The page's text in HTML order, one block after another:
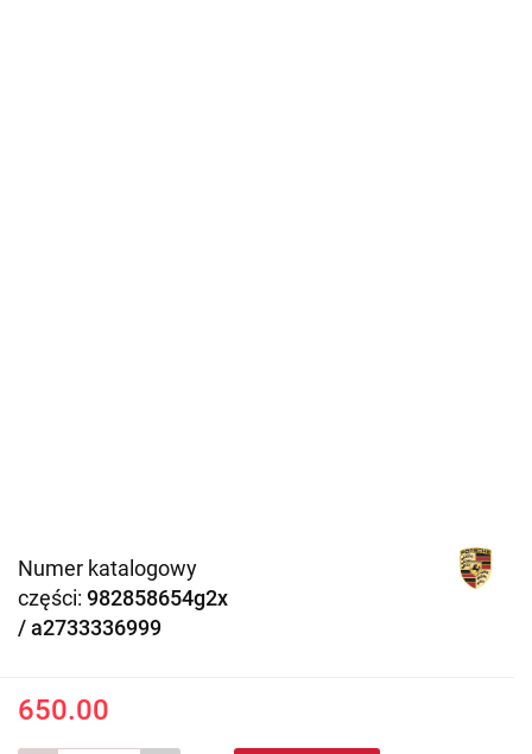
Numer katalogowy
części: 982858654g2x
/ a2733336999
650.00